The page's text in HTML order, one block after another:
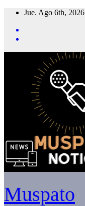
Saltar
contenido
Jue. Ago 6th, 2026
Muspato